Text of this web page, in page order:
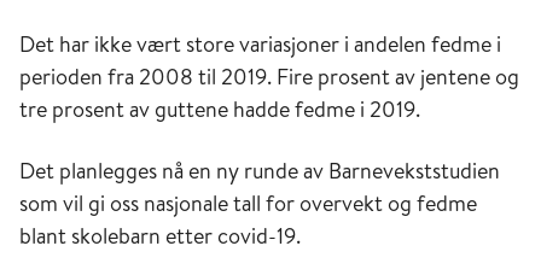
Det har ikke vært store variasjoner i andelen fedme i
perioden fra 2008 til 2019. Fire prosent av jentene og
tre prosent av guttene hadde fedme i 2019.
Det planlegges nå en ny runde av Barnevekststudien
som vil gi oss nasjonale tall for overvekt og fedme
blant skolebarn etter covid-19.